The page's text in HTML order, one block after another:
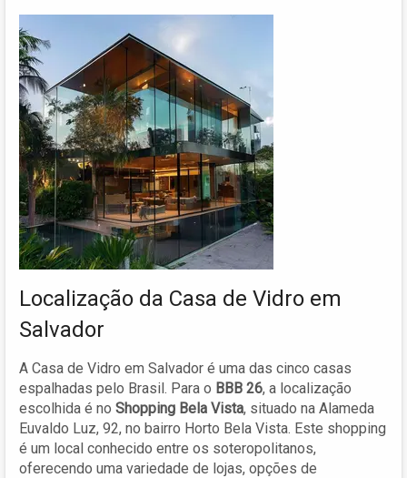
Localização da Casa de Vidro em
Salvador
A Casa de Vidro em Salvador é uma das cinco casas
espalhadas pelo Brasil. Para o BBB 26, a localização
escolhida é no Shopping Bela Vista, situado na Alameda
Euvaldo Luz, 92, no bairro Horto Bela Vista. Este shopping
é um local conhecido entre os soteropolitanos,
oferecendo uma variedade de lojas, opções de